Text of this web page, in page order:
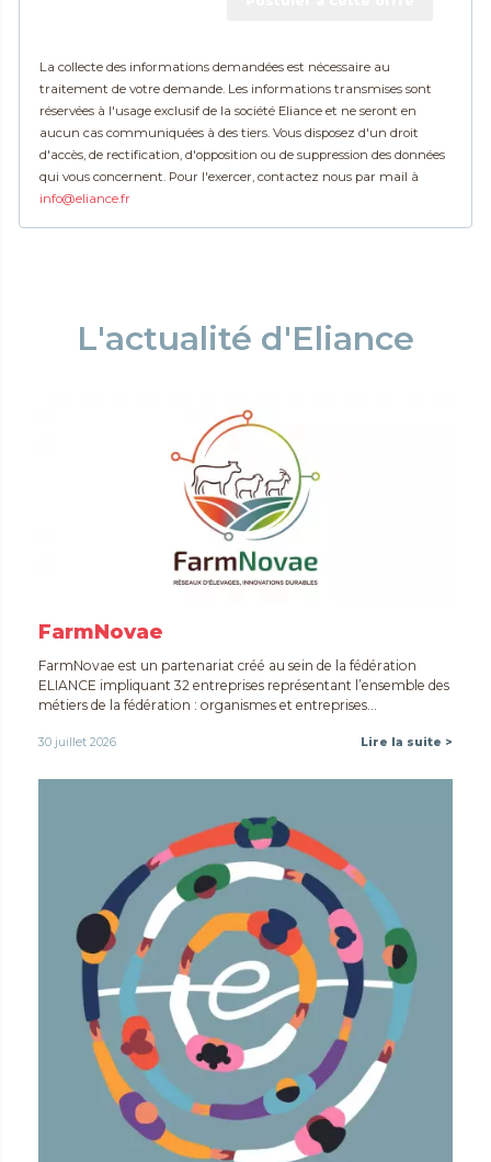
La collecte des informations demandées est nécessaire au
traitement de votre demande. Les informations transmises sont
réservées à l'usage exclusif de la société Eliance et ne seront en
aucun cas communiquées à des tiers. Vous disposez d'un droit
d'accès, de rectification, d'opposition ou de suppression des données
qui vous concernent. Pour l'exercer, contactez nous par mail à
info@eliance.fr
L'actualité d'Eliance
FarmNovae
FarmNovae est un partenariat créé au sein de la fédération
ELIANCE impliquant 32 entreprises représentant l’ensemble des
métiers de la fédération : organismes et entreprises...
30 juillet 2026 Lire la suite >